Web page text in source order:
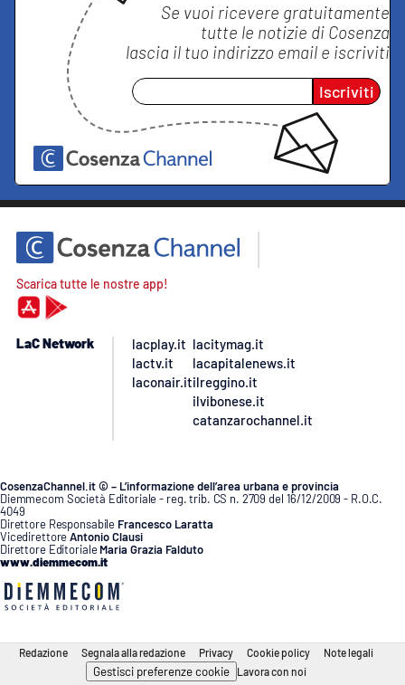
Se vuoi ricevere gratuitamente
tutte le notizie di Cosenza
lascia il tuo indirizzo email e iscriviti
Iscriviti
Scarica tutte le nostre app!
LaC Network
lacplay.it
lactv.it
laconair.it
lacitymag.it
lacapitalenews.it
ilreggino.it
ilvibonese.it
catanzarochannel.it
CosenzaChannel.it © – L’informazione dell’area urbana e provincia
Diemmecom Società Editoriale - reg. trib. CS n. 2709 del 16/12/2009 - R.O.C.
4049
Direttore Responsabile Francesco Laratta
VicedirettoreAntonio Clausi
Direttore Editoriale Maria Grazia Falduto
www.diemmecom.it
Redazione Segnala alla redazione Privacy Cookie policy Note legali
Gestisci preferenze cookie Lavora con noi